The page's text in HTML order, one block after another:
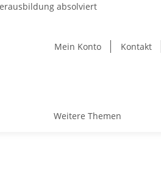
absolviert
Mein Konto Kontakt
Weitere Themen